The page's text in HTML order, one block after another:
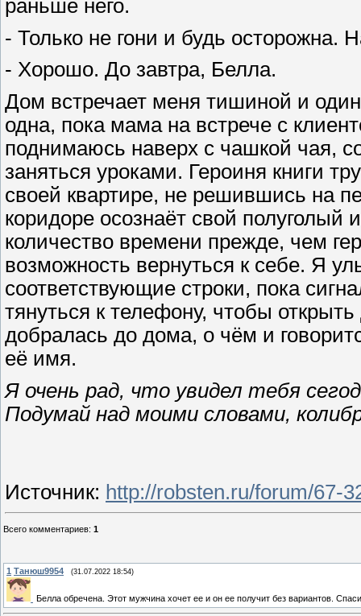
раньше него.
- Только не гони и будь
- Хорошо. До завтра, Белла.
Дом встречает меня тишиной и
одна, пока мама на встрече с
поднимаюсь наверх с чашкой чая,
заняться уроками. Героиня книги
своей квартире, не решившись на
коридоре осознаёт свой
количество времени прежде, чем
возможность вернуться к себе. Я
соответствующие строки, пока
тянуться к телефону, чтобы
добралась до дома, о чём и
её имя.
Я очень рад, что увидел тебя
Подумай над моими словами,
Источник: http://robsten.ru/forum/67-
Всего комментариев: 1
1 Танюш9954 (31.07.2022 18:54)
Белла обречена. Этот мужчина хочет ее и он ее получит без вариантов.